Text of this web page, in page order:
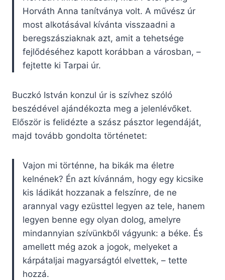
Horváth Anna tanítványa volt. A művész úr
most alkotásával kívánta visszaadni a
beregszásziaknak azt, amit a tehetsége
fejlődéséhez kapott korábban a városban, –
fejtette ki Tarpai úr.
Buczkó István konzul úr is szívhez szóló
beszédével ajándékozta meg a jelenlévőket.
Először is felidézte a szász pásztor legendáját,
majd tovább gondolta történetet:
Vajon mi történne, ha bikák ma életre
kelnének? Én azt kívánnám, hogy egy kicsike
kis ládikát hozzanak a felszínre, de ne
arannyal vagy ezüsttel legyen az tele, hanem
legyen benne egy olyan dolog, amelyre
mindannyian szívünkből vágyunk: a béke. És
amellett még azok a jogok, melyeket a
kárpátaljai magyarságtól elvettek, – tette
hozzá.